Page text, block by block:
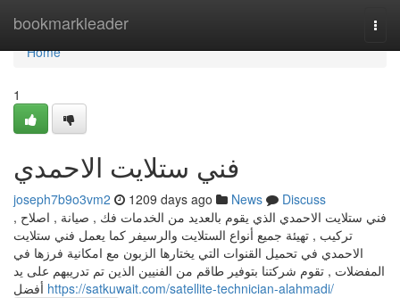
bookmarkleader
Home
Home
1
فني ستلايت الاحمدي
joseph7b9o3vm2 1209 days ago News
Discuss
فني ستلايت الاحمدي الذي يقوم بالعديد من الخدمات فك , صيانة , اصلاح ,
تركيب , تهيئة جميع أنواع الستلايت والرسيفر كما يعمل فني ستلايت
الاحمدي في تحميل القنوات التي يختارها الزبون مع امكانية فرزها في
المفضلات , تقوم شركتنا بتوفير طاقم من الفنيين الذين تم تدريبهم على يد
https://satkuwait.com/satellite-technician-alahmadi/